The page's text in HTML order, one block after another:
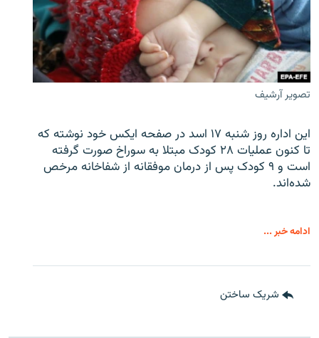
تصویر آرشیف
این اداره روز شنبه ۱۷ اسد در صفحه ایکس خود نوشته که
تا کنون عملیات ۲۸ کودک مبتلا به سوراخ صورت گرفته
است و ۹ کودک پس از درمان موفقانه از شفاخانه مرخص
شده‌اند.
ادامه خبر ...
شریک ساختن